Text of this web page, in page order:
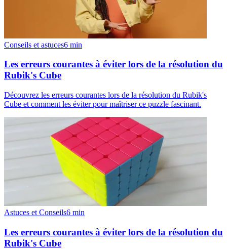
Conseils et astuces6 min
Les erreurs courantes à éviter lors de la résolution du
Rubik's Cube
Découvrez les erreurs courantes lors de la résolution du Rubik's
Cube et comment les éviter pour maîtriser ce puzzle fascinant.
Astuces et Conseils6 min
Les erreurs courantes à éviter lors de la résolution du
Rubik's Cube